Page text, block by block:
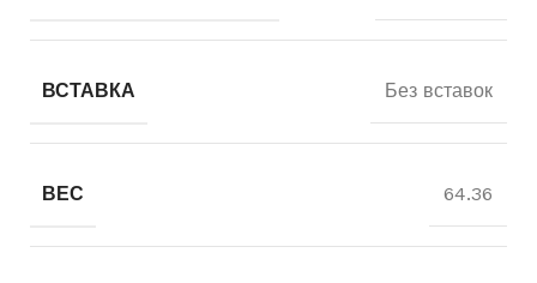
ВСТАВКА Без вставок
ВЕС 64.36